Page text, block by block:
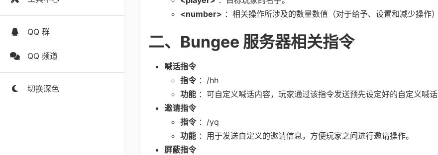
QQ 群
QQ 频道
切换深色
<number> ：相关操作所涉及的数量数值（对于给予、设置和减少操作）
二、Bungee 服务器相关指令
喊话指令
指令：/hh
功能 ：可自定义喊话内容，玩家通过该指令发送预先设定好的自定义喊话
邀请指令
指令：/yq
功能 ：用于发送自定义的邀请信息，方便玩家之间进行邀请操作。
屏蔽指令